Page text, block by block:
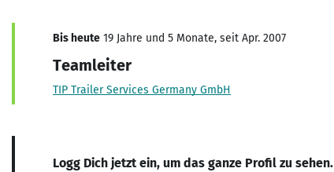
Bis heute 19 Jahre und 5 Monate, seit Apr. 2007
Teamleiter
TIP Trailer Services Germany GmbH
Logg Dich jetzt ein, um das ganze Profil zu sehen.